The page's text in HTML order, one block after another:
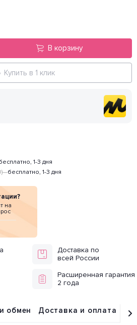
В корзину
Купить в 1 клик
1-3 дня
—бесплатно, 1-3 дня
на
Доставка по
всей России
Расширенная гарантия
2 года
обмен Доставка и оплата